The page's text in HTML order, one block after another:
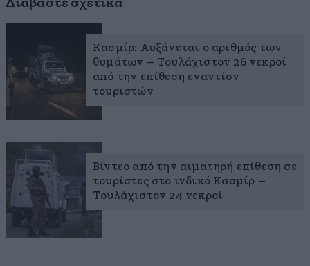
Κασμίρ: Αυξάνεται ο αριθμός των
θυμάτων – Τουλάχιστον 26 νεκροί
από την επίθεση εναντίον
τουριστών
Βίντεο από την αιματηρή επίθεση σε
τουρίστες στο ινδικό Κασμίρ –
Τουλάχιστον 24 νεκροί